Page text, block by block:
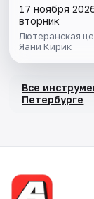
17 ноября
вторник
Лютеранская
Яани Кирик
Все
Петербурге